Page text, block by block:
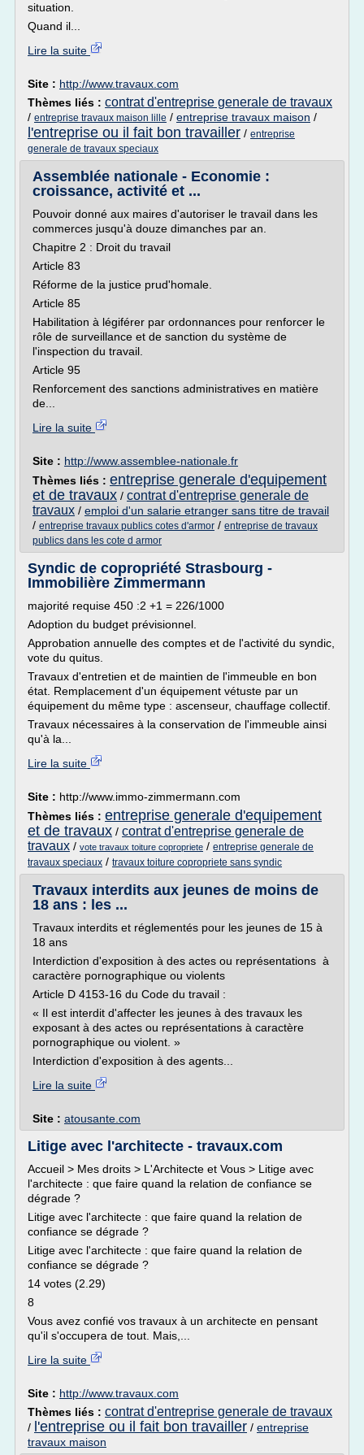
situation.
Quand il...
Lire la suite
Site : http://www.travaux.com
Thèmes liés : contrat d'entreprise generale de travaux
/ entreprise travaux maison lille / entreprise travaux maison /
l'entreprise ou il fait bon travailler / entreprise
generale de travaux speciaux
Assemblée nationale - Economie :
croissance, activité et ...
Pouvoir donné aux maires d'autoriser le travail dans les
commerces jusqu'à douze dimanches par an.
Chapitre 2 : Droit du travail
Article 83
Réforme de la justice prud'homale.
Article 85
Habilitation à légiférer par ordonnances pour renforcer le
rôle de surveillance et de sanction du système de
l'inspection du travail.
Article 95
Renforcement des sanctions administratives en matière
de...
Lire la suite
Site : http://www.assemblee-nationale.fr
Thèmes liés : entreprise generale d'equipement
et de travaux / contrat d'entreprise generale de
travaux / emploi d'un salarie etranger sans titre de travail
/ entreprise travaux publics cotes d'armor / entreprise de travaux
publics dans les cote d armor
Syndic de copropriété Strasbourg -
Immobilière Zimmermann
majorité requise 450 :2 +1 = 226/1000
Adoption du budget prévisionnel.
Approbation annuelle des comptes et de l'activité du syndic,
vote du quitus.
Travaux d'entretien et de maintien de l'immeuble en bon
état. Remplacement d'un équipement vétuste par un
équipement du même type : ascenseur, chauffage collectif.
Travaux nécessaires à la conservation de l'immeuble ainsi
qu'à la...
Lire la suite
Site : http://www.immo-zimmermann.com
Thèmes liés : entreprise generale d'equipement
et de travaux / contrat d'entreprise generale de
travaux / vote travaux toiture copropriete / entreprise generale de
travaux speciaux / travaux toiture copropriete sans syndic
Travaux interdits aux jeunes de moins de
18 ans : les ...
Travaux interdits et réglementés pour les jeunes de 15 à
18 ans
Interdiction d'exposition à des actes ou représentations à
caractère pornographique ou violents
Article D 4153-16 du Code du travail :
« Il est interdit d'affecter les jeunes à des travaux les
exposant à des actes ou représentations à caractère
pornographique ou violent. »
Interdiction d'exposition à des agents...
Lire la suite
Site : atousante.com
Litige avec l'architecte - travaux.com
Accueil > Mes droits > L'Architecte et Vous > Litige avec
l'architecte : que faire quand la relation de confiance se
dégrade ?
Litige avec l'architecte : que faire quand la relation de
confiance se dégrade ?
Litige avec l'architecte : que faire quand la relation de
confiance se dégrade ?
14 votes (2.29)
8
Vous avez confié vos travaux à un architecte en pensant
qu'il s'occupera de tout. Mais,...
Lire la suite
Site : http://www.travaux.com
Thèmes liés : contrat d'entreprise generale de travaux
/ l'entreprise ou il fait bon travailler / entreprise
travaux maison